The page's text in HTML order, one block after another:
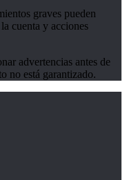
graves pueden
cuenta y acciones
advertencias antes de
no está garantizado.